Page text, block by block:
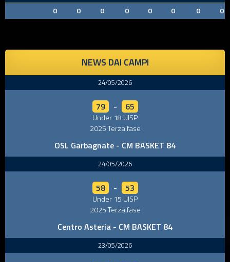
0
0 0 0 0 0 0 0
NEWS DAI CAMPI
24/05/2026
79 - 65
Under 18 UISP
2025 Terza fase
OSL Garbagnate - CM BASKET 84
24/05/2026
58 - 53
Under 15 UISP
2025 Terza fase
Centro Asteria - CM BASKET 84
23/05/2026